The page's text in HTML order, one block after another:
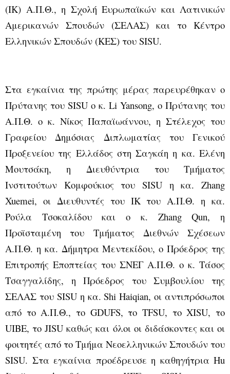
(ΙΚ) Α.Π.Θ., η Σχολή Ευρωπαϊκών και Λατινικών
Αμερικανών Σπουδών (ΣΕΛΑΣ) και το Κέντρο
Ελληνικών Σπουδών (ΚΕΣ) του SISU.
Στα εγκαίνια της πρώτης μέρας παρευρέθηκαν ο
Πρύτανης του SISU ο κ. Li Yansong, ο Πρύτανης του
Α.Π.Θ. ο κ. Νίκος Παπαϊωάννου, η Στέλεχος του
Γραφείου Δημόσιας Διπλωματίας του Γενικού
Προξενείου της Ελλάδος στη Σαγκάη η κα. Ελένη
Μουτσάκη, η Διευθύντρια του Τμήματος
Ινστιτούτων Κομφούκιος του SISU η κα.Zhang
Xuemei, οι Διευθυντές του ΙΚ του Α.Π.Θ. η κα.
Ρούλα Τσοκαλίδου και ο κ. Zhang Qun, η
Προϊσταμένη του Τμήματος Διεθνών Σχέσεων
Α.Π.Θ. η κα. Δήμητρα Μεντεκίδου, ο Πρόεδρος της
Επιτροπής Εποπτείας του ΣΝΕΓ Α.Π.Θ. ο κ. Τάσος
Τσαγγαλίδης, η Πρόεδρος του Συμβουλίου της
ΣΕΛΑΣ του SISUη κα.Shi Haiqian, οι αντιπρόσωποι
από το Α.Π.Θ., το GDUFS, τοTFSU, τοXISU, το
UIBE, τοJISU καθώς και όλοι οι διδάσκοντες και οι
φοιτητές από το Τμήμα Νεοελληνικών Σπουδών του
SISU. Στα εγκαίνια προέδρευσε η καθηγήτρια Hu